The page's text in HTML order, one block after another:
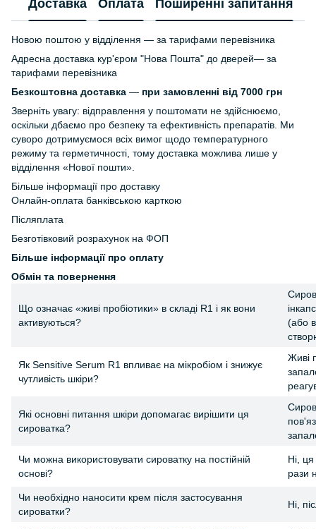
Доставка Оплата Поширенні запитання
Новою поштою у відділення — за тарифами перевізника
Адресна доставка кур'єром "Нова Пошта" до дверей— за
тарифами перевізника
Безкоштовна доставка — при замовленні від 7000 грн
Зверніть увагу: відправлення у поштомати не здійснюємо,
оскільки дбаємо про безпеку та ефективність препаратів. Ми
суворо дотримуємося всіх вимог щодо температурного
режиму та герметичності, тому доставка можлива лише у
відділення «Нової пошти».
Більше інформації про доставку
Онлайн-оплата банківською карткою
Післяплата
Безготівковий розрахунок на ФОП
Більше інформації про оплату
Обмін та повернення
Що означає «живі пробіотики» в складі R1 і як вони
активуються?
(або
Як Sensitive Serum R1 впливає на мікробіом і знижує
чутливість шкіри?
Живі
Які основні питання шкіри допомагає вирішити ця
сироватка?
Чи можна використовувати сироватку на постійній
основі?
Ні,
рази
Чи необхідно наносити крем після застосування
сироватки?
Ні,